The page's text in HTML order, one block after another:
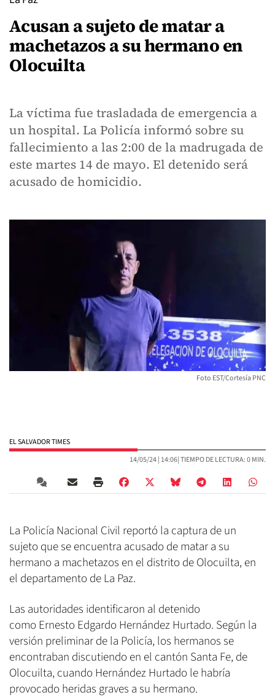
Acusan a sujeto de matar a
machetazos a su hermano en
Olocuilta
La víctima fue trasladada de emergencia a
un hospital. La Policía informó sobre su
fallecimiento a las 2:00 de la madrugada de
este martes 14 de mayo. El detenido será
acusado de homicidio.
Foto EST/Cortesía PNC
EL SALVADOR TIMES
14/05/24 | 14:06| TIEMPO DE LECTURA: 0 MIN.
La Policía Nacional Civil reportó la captura de un
sujeto que se encuentra acusado de matar a su
hermano a machetazos en el distrito de Olocuilta, en
el departamento de La Paz.
Las autoridades identificaron al detenido
como Ernesto Edgardo Hernández Hurtado. Según la
versión preliminar de la Policía, los hermanos se
encontraban discutiendo en el cantón Santa Fe, de
Olocuilta, cuando Hernández Hurtado le habría
provocado heridas graves a su hermano.